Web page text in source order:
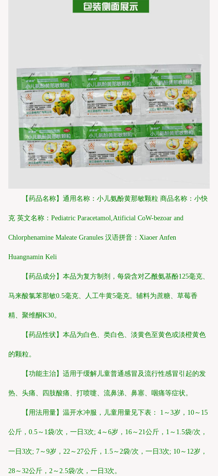
【药品名称】通用名称：小儿氨酚黄那敏颗粒 商品名称：小快
克 英文名称：Pediatric Paracetamol,Atificial CoW-bezoar and
Chlorphenamine Maleate Granules 汉语拼音：Xiaoer Anfen
Huangnamin Keli
【药品成分】本品为复方制剂，每袋含对乙酰氨基酚125毫克、
马来酸氯苯那敏0.5毫克、人工牛黄5毫克。辅料为蔗糖、草莓香
精、聚维酮K30。
【药品性状】本品为白色、类白色、淡黄色至黄色或淡橙黄色
的颗粒。
【功能主治】适用于缓解儿童普通感冒及流行性感冒引起的发
热、头痛、四肢酸痛、打喷嚏、流鼻涕、鼻塞、咽痛等症状。
【用法用量】温开水冲服，儿童用量见下表： 1～3岁，10～15
公斤，0.5～1袋/次，一日3次; 4～6岁，16～21公斤，1～1.5袋/次，
一日3次; 7～9岁，22～27公斤，1.5～2袋/次，一日3次; 10～12岁，
28～32公斤，2～2.5袋/次，一日3次。